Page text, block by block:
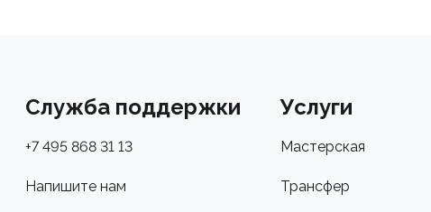
Служба поддержки
+7 495 868 31 13
Напишите нам
Услуги
Мастерская
Трансфер